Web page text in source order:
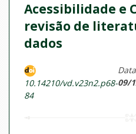
Acessibilidade e
revisão de
dados
10.14210/vd.v23n2.p68-
84
09/